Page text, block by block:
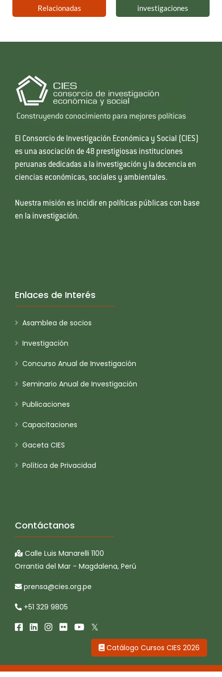
Relacionadas
investigaciones
El Consorcio de Investigación Económica y Social (CIES)
es una asociación de 48 prestigiosas instituciones
peruanas dedicadas a la investigación y la docencia en
ciencias económicas, sociales y ambientales.
Nuestra misión es incidir en políticas públicas con base
en la investigación.
Enlaces de Interés
Asamblea de socios
Investigación
Concurso Anual de Investigación
Seminario Anual de Investigación
Publicaciones
Capacitaciones
Gaceta CIES
Política de Privacidad
Contáctanos
Calle Luis Manarelli 1100
Orrantia del Mar - Magdalena, Perú
prensa@cies.org.pe
+51 329 9805
Catálogo Cursos CIES 2026